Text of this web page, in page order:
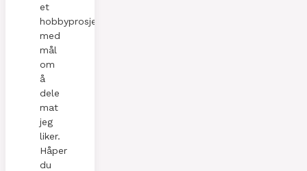
et
hobbyprosjekt
med
mål
om
å
dele
mat
jeg
liker.
Håper
du